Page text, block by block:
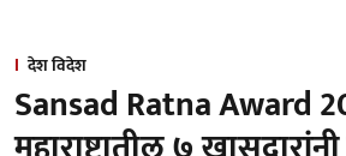
देश विदेश
Sansad Ratna Award